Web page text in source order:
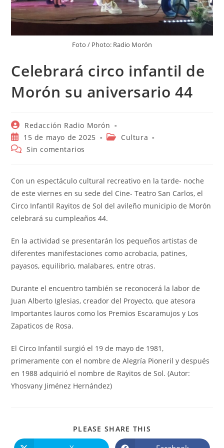
Foto / Photo: Radio Morón
Celebrará circo infantil de
Morón su aniversario 44
Autor
de
la
entrada:
Redacción Radio Morón
Publicación
de
la
15 de mayo de 2025
Categoría
Cultura
Comentarios
entrada:
Sin comentarios
Con un espectáculo cultural recreativo en la tarde- noche
de este viernes en su sede del Cine- Teatro San Carlos, el
Circo Infantil Rayitos de Sol del avileño municipio de Morón
celebrará su cumpleaños 44.
En la actividad se presentarán los pequeños artistas de
diferentes manifestaciones como acrobacia, patines,
payasos, equilibrio, malabares, entre otras.
Durante el encuentro también se reconocerá la labor de
Juan Alberto Iglesias, creador del Proyecto, que atesora
Importantes lauros como los Premios Escaramujos y Los
Zapaticos de Rosa.
El Circo Infantil surgió el 19 de mayo de 1981,
primeramente con el nombre de Alegría Pioneril y después
en 1988 adquirió el nombre de Rayitos de Sol. (Autor:
Yhosvany Jiménez Hernández)
PLEASE SHARE THIS